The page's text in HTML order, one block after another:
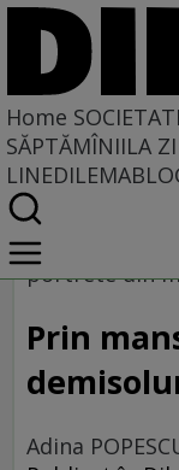
Home
SĂPTĂMÎNIILA
LINE
Home
Societate
portrete din
Prin
Adina